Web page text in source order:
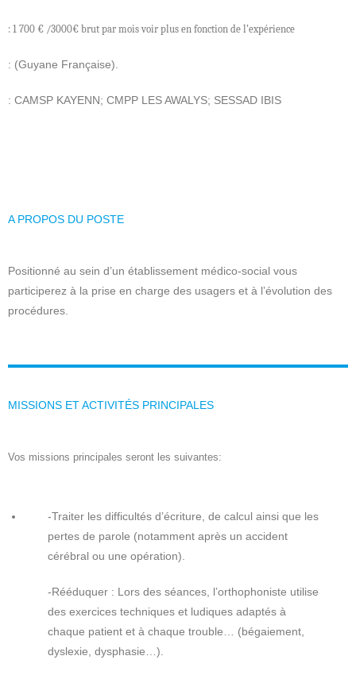
: 1 700 € /3000€ brut par mois voir plus en fonction de l’expérience
: (Guyane Française).
: CAMSP KAYENN; CMPP LES AWALYS; SESSAD IBIS
A PROPOS DU POSTE
Positionné au sein d’un établissement médico-social vous
participerez à la prise en charge des usagers et à l’évolution des
procédures.
MISSIONS ET ACTIVITÉS PRINCIPALES
Vos missions principales seront les suivantes:
-Traiter les difficultés d’écriture, de calcul ainsi que les
pertes de parole (notamment après un accident
cérébral ou une opération).
-Rééduquer : Lors des séances, l’orthophoniste utilise
des exercices techniques et ludiques adaptés à
chaque patient et à chaque trouble… (bégaiement,
dyslexie, dysphasie…).